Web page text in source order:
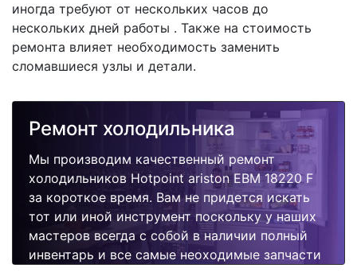
иногда требуют от нескольких часов до
нескольких дней работы . Также на стоимость
ремонта влияет необходимость заменить
сломавшиеся узлы и детали.
Ремонт холодильника
Мы производим качественный ремонт
холодильников Hotpoint ariston EBM 18220 F
за короткое время. Вам не придется искать
тот или иной инструмент поскольку у наших
мастеров всегда с собой в наличии полный
инвентарь и все самые неоходимые запчасти